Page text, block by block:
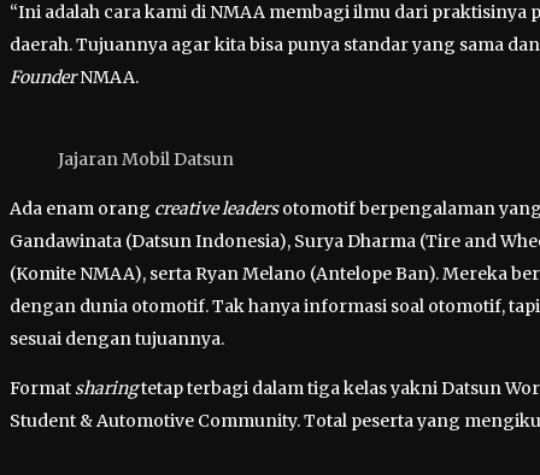
“Ini adalah cara kami di NMAA membagi ilmu dari
daerah. Tujuannya agar kita bisa punya standar yang sama
FounderNMAA.
Jajaran Mobil Datsun
Ada enam orang creative leadersotomotif berpengalaman
Gandawinata (Datsun Indonesia), Surya Dharma (Tire and
(Komite NMAA), serta Ryan Melano (Antelope Ban). Mereka
dengan dunia otomotif. Tak hanya informasi soal otomotif,
sesuai dengan tujuannya.
Formatsharingtetap terbagi dalam tiga kelas yakni Datsun
Student & Automotive Community. Total peserta yang